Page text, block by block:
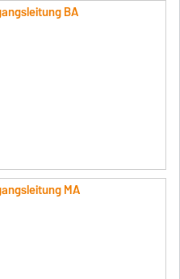
BA
MA